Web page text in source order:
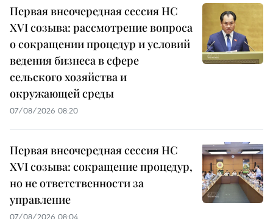
Первая внеочередная сессия НС
XVI созыва: рассмотрение вопроса
о сокращении процедур и условий
ведения бизнеса в сфере
сельского хозяйства и
окружающей среды
07/08/2026 08:20
Первая внеочередная сессия НС
XVI созыва: сокращение процедур,
но не ответственности за
управление
07/08/2026 08:04